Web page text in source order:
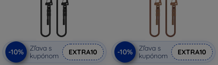
-10%
Zľava s
kupónom
EXTRA10 -10%
Zľava s
kupónom
EXTRA10